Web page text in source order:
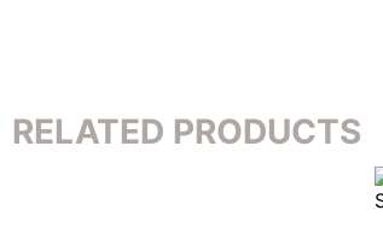
RELATED PRODUCTS